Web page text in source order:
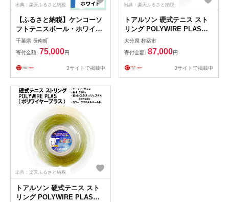
出典：楽天ふるさと納税
【ふるさと納税】ケンコーソ
フトテニスボール・ホワイ
ト 公認球 5ダース／ふる
さと納税 テニス ソフトテニ
ス ボール KENKOナガセケン
コー 千葉県 長南町 CNG002
千葉県 長南町
寄付金額: 75,000円
3サイトで掲載中
出典：楽天ふるさと納税
トアルソン 硬式テニス スト
リング POLYWIRE PLAS
125 （240mロール） ※カラ
ー／クリスタルブルー ※ゲー
ジ1.25mm
大分県 杵築市
寄付金額: 87,000円
3サイトで掲載中
出典：楽天ふるさと納税
トアルソン 硬式テニス スト
リング POLYWIRE PLAS